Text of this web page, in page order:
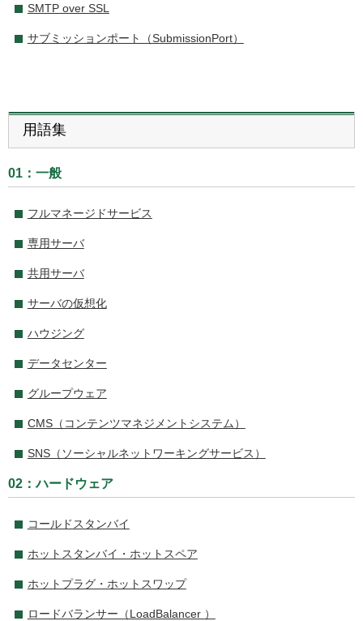
SMTP over SSL
サブミッションポート（SubmissionPort）
用語集
01：一般
フルマネージドサービス
専用サーバ
共用サーバ
サーバの仮想化
ハウジング
データセンター
グループウェア
CMS（コンテンツマネジメントシステム）
SNS（ソーシャルネットワーキングサービス）
02：ハードウェア
コールドスタンバイ
ホットスタンバイ・ホットスペア
ホットプラグ・ホットスワップ
ロードバランサー（LoadBalancer ）